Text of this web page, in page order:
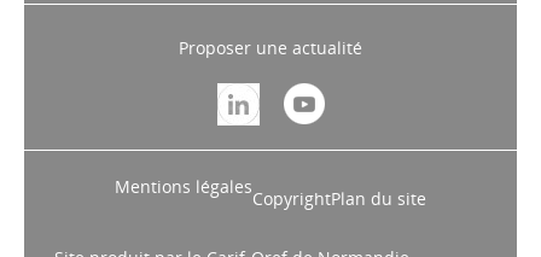
Proposer une actualité
Mentions légales
CopyrightPlan du site